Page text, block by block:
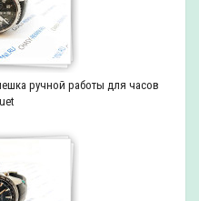
ручной работы для часов